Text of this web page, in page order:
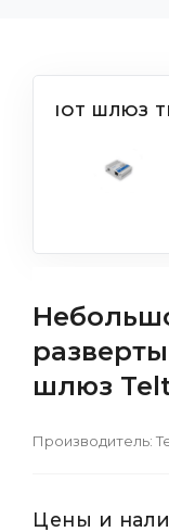
IOT ШЛЮЗ
шлюз
Производитель:
Цены и